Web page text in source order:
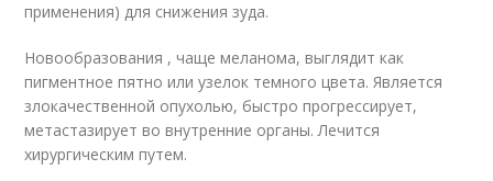
применения) для снижения зуда.
Новообразования , чаще меланома, выглядит как
пигментное пятно или узелок темного цвета. Является
злокачественной опухолью, быстро прогрессирует,
метастазирует во внутренние органы. Лечится
хирургическим путем.